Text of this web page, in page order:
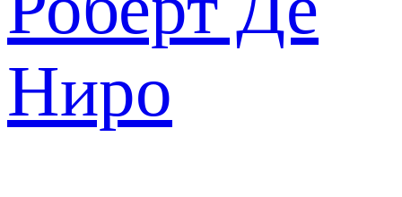
Ниро